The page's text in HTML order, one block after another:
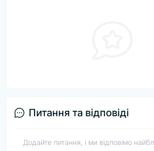
Питання та відповіді
Додайте питання, і ми відповімо